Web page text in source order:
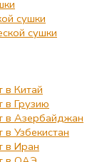
сушки
сушки
в Китай
в Грузию
в Азербайджан
Узбекистан
в Иран